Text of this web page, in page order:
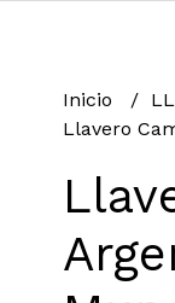
Inicio
Llavero